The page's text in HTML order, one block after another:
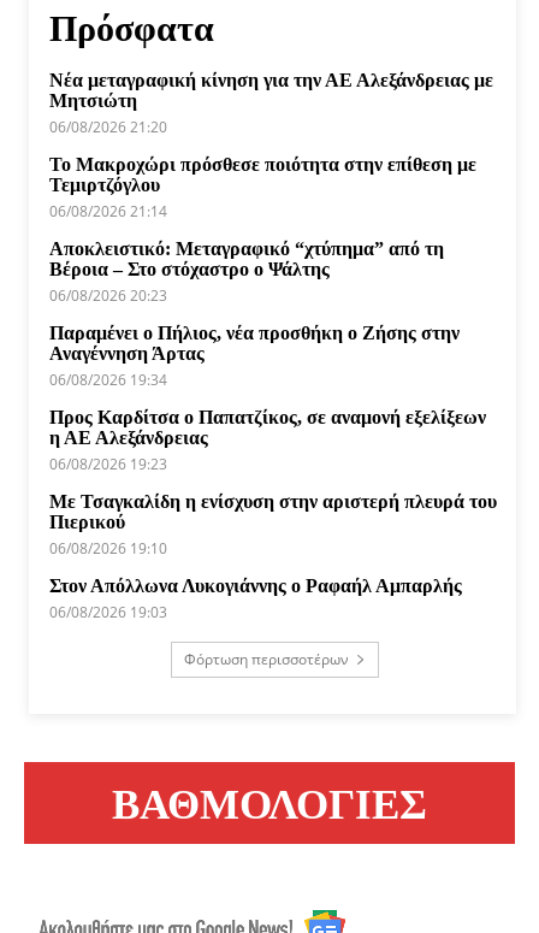
Πρόσφατα
Νέα μεταγραφική κίνηση για την ΑΕ Αλεξάνδρειας με
Μητσιώτη
06/08/2026 21:20
Το Μακροχώρι πρόσθεσε ποιότητα στην επίθεση με
Τεμιρτζόγλου
06/08/2026 21:14
Αποκλειστικό: Μεταγραφικό “χτύπημα” από τη
Βέροια – Στο στόχαστρο ο Ψάλτης
06/08/2026 20:23
Παραμένει ο Πήλιος, νέα προσθήκη ο Ζήσης στην
Αναγέννηση Άρτας
06/08/2026 19:34
Προς Καρδίτσα ο Παπατζίκος, σε αναμονή εξελίξεων
η ΑΕ Αλεξάνδρειας
06/08/2026 19:23
Με Τσαγκαλίδη η ενίσχυση στην αριστερή πλευρά του
Πιερικού
06/08/2026 19:10
Στον Απόλλωνα Λυκογιάννης ο Ραφαήλ Αμπαρλής
06/08/2026 19:03
Φόρτωση περισσοτέρων
ΒΑΘΜΟΛΟΓΙΕΣ